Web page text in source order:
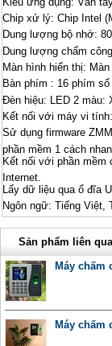
Chip xử lý: Chip Intel
Dung lượng bộ nhớ:
Dung lượng chấm
Màn hình hiển thị:
Bàn phím : 16 phím
Đèn hiệu: LED 2 màu:
Kết nối với máy vi
Sử dụng firmware
phần mềm 1 cách
Kết nối với phần mềm
Internet.
Lấy dữ liệu qua ổ đĩa
Ngôn ngữ: Tiếng Việt,
Sản phẩm liên
Máy chấm
Máy chấm